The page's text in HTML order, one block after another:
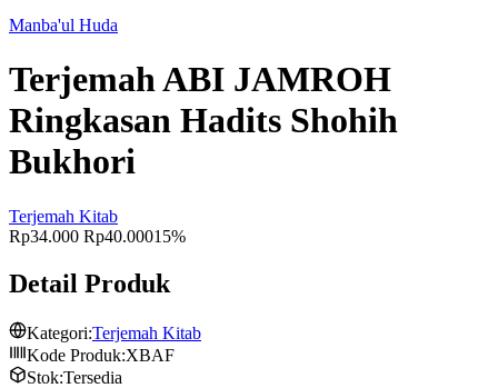
Manba'ul Huda
Terjemah ABI JAMROH
Ringkasan Hadits Shohih
Bukhori
Terjemah Kitab
Rp34.000 Rp40.00015%
Detail Produk
Kategori:Terjemah Kitab
Kode Produk:XBAF
Stok:Tersedia